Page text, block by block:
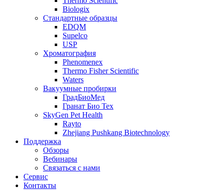
Biologix
Стандартные образцы
EDQM
Supelco
USP
Хроматография
Phenomenex
Thermo Fisher Scientific
Waters
Вакуумные пробирки
ГрадБиоМед
Гранат Био Тех
SkyGen Pet Health
Rayto
Zhejiang Pushkang Biotechnology
Поддержка
Обзоры
Вебинары
Связаться с нами
Сервис
Контакты